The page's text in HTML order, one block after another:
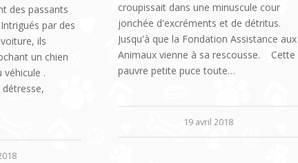
des passants
par des
ils
un chien
.
croupissait dans une minuscule cour
jonchée d'excréments et de détritus.
Jusqu'à que la Fondation Assistance aux
Animaux vienne à sa rescousse. Cette
pauvre petite puce toute…
19 avril 2018